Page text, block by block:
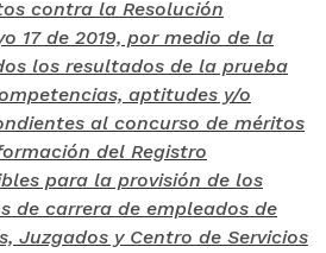
contra la Resolución
17 de 2019, por medio de la
los resultados de la prueba
aptitudes y/o
al concurso de méritos
del Registro
para la provisión de los
de carrera de empleados de
Juzgados y Centro de Servicios